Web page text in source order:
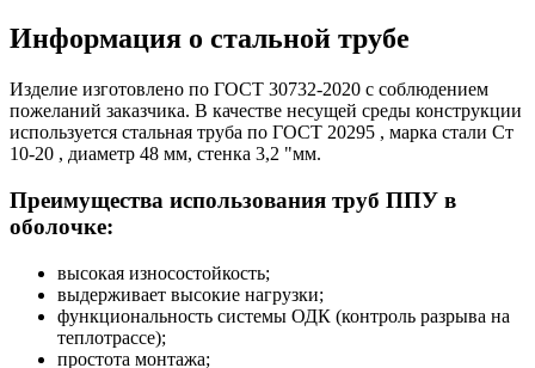
Информация о стальной трубе
Изделие изготовлено по ГОСТ 30732-2020 с соблюдением
пожеланий заказчика. В качестве несущей среды конструкции
используется стальная труба по ГОСТ 20295 , марка стали Ст
10-20 , диаметр 48 мм, стенка 3,2 "мм.
Преимущества использования труб ППУ в
оболочке:
высокая износостойкость;
выдерживает высокие нагрузки;
функциональность системы ОДК (контроль разрыва на
теплотрассе);
простота монтажа;